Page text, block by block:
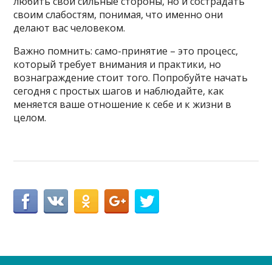
своим слабостям, понимая, что именно они
делают вас человеком.
Важно помнить: само-принятие – это процесс,
который требует внимания и практики, но
вознаграждение стоит того. Попробуйте начать
сегодня с простых шагов и наблюдайте, как
меняется ваше отношение к себе и к жизни в
целом.